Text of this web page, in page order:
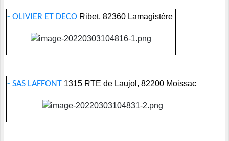
- OLIVIER ET DECO Ribet, 82360 Lamagistère
- SAS LAFFONT 1315 RTE de Laujol, 82200 Moissac